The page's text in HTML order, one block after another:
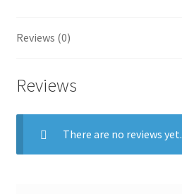
Reviews (0)
Reviews
There are no reviews yet.